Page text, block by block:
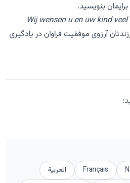
برایمان بنویسید.
Wij wensen u en uw kind
آرزوی موفقیت فراوان در یادگیری
Français
العربية